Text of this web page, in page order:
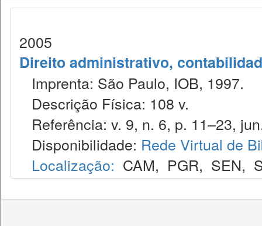
2005
Direito administrativo,
Imprenta: São Paulo, IOB, 1997.
Descrição Física: 108 v.
Referência: v. 9, n. 6, p. 11–23,
Disponibilidade: Rede Virtual de
Localização: CAM, PGR, SEN,